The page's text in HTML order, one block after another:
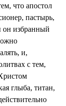
что апостол
пастырь,
он избранный
и,
с тем,
глыба, титан,